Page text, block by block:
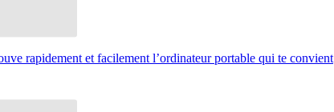
rapidement et facilement l’ordinateur portable qui te convient